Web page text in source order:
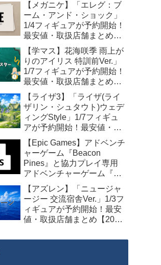
【メガニケ】「エレグ：ブ
ーム・アンド・ショック」
1/4フィギュアが予約開始！
最安値・取扱店舗まとめ
【2027年10月発売】
【学マス】花海咲季 雨上が
りのアイリス 特訓前Ver.」
1/7フィギュアが予約開始！
最安値・取扱店舗まとめ
【2027年4月発売】
【ライザ3】「ライザ(ライ
ザリン・シュタウト)ウェデ
ィングStyle」1/7フィギュ
アが予約開始！最安値・取
扱店舗まとめ【2027年4月
発売】
【Epic Games】アドベンチ
ャーゲーム『Beacon
Pines』と協力プレイ専用
アドベンチャーゲーム『We
Were Here Together』の無
料配布が来週2026年8月14
日午前0時までの期間限定
で開始！
【アズレン】「ニュージャ
ージー 交流宿舎Ver.」1/3フ
ィギュアが予約開始！最安
値・取扱店舗まとめ【2027